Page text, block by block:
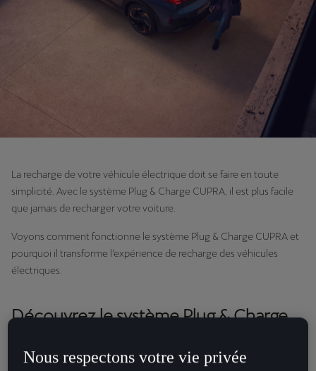
La recharge de votre véhicule électrique doit se faire en toute
simplicité. Avec le système Plug & Charge CUPRA, il est plus facile
que jamais de recharger votre voiture.
Voyons comment fonctionne le système Plug & Charge CUPRA et
pourquoi il transforme l’expérience de recharge des véhicules
électriques.
Découvrez le système Plug & Charge
Nous respectons votre vie privée